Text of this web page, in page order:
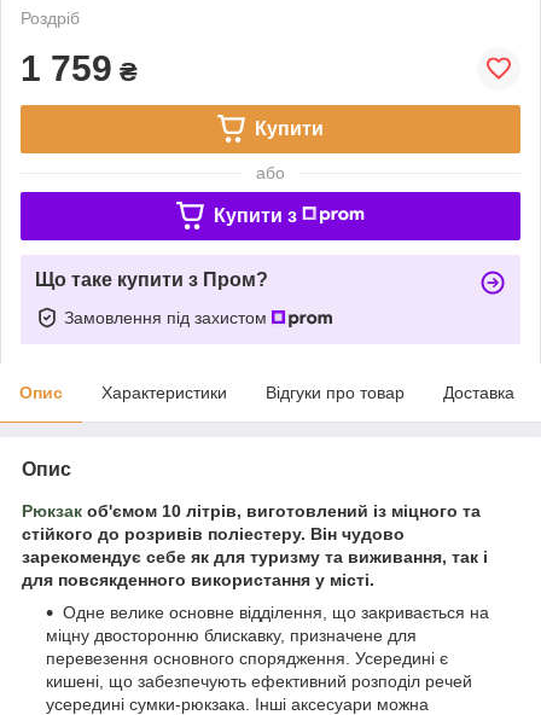
Роздріб
1 759 ₴
Купити
або
Купити з
Що таке купити з Пром?
Замовлення під захистом
Опис Характеристики Відгуки про товар Доставка
Опис
Рюкзак об'ємом 10 літрів, виготовлений із міцного та
стійкого до розривів поліестеру. Він чудово
зарекомендує себе як для туризму та виживання, так і
для повсякденного використання у місті.
Одне велике основне відділення, що закривається на
міцну двосторонню блискавку, призначене для
перевезення основного спорядження. Усередині є
кишені, що забезпечують ефективний розподіл речей
усередині сумки-рюкзака. Інші аксесуари можна